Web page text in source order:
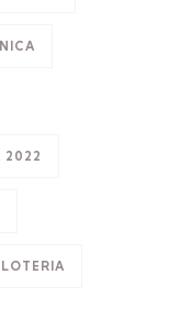
2022
LOTERIA